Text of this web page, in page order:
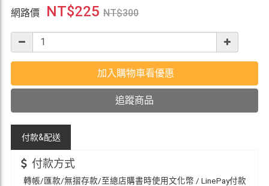
網路價 NT$225 NT$300
加入購物車看優惠
追蹤商品
付款&配送
付款方式
轉帳/匯款/無摺存款/至總店購書時使用文化幣 / LinePay付款